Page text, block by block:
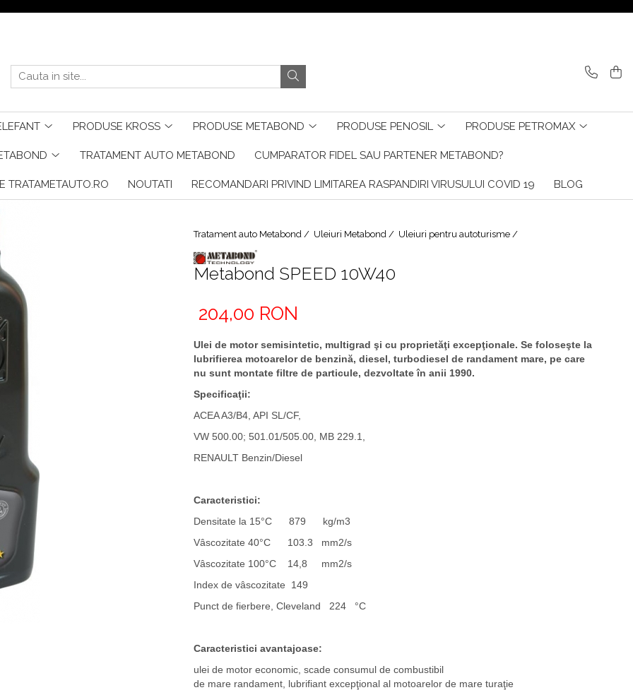
PRODUSE KROSS PRODUSE METABOND PRODUSE PENOSIL PRODUSE PETROMAX
TRATAMENT AUTO METABOND CUMPARATOR FIDEL SAU PARTENER METABOND?
TRATAMETAUTO.RO NOUTATI RECOMANDARI PRIVIND LIMITAREA RASPANDIRI VIRUSULUI COVID 19 BLOG
Tratament auto Metabond / Uleiuri Metabond / Uleiuri pentru autoturisme /
Metabond SPEED 10W40
204,00 RON
Ulei de motor semisintetic, multigrad şi cu proprietăţi excepţionale. Se foloseşte la
lubrifierea motoarelor de benzină, diesel, turbodiesel de randament mare, pe care
nu sunt montate filtre de particule, dezvoltate în anii 1990.
Specificaţii:
ACEA A3/B4, API SL/CF,
VW 500.00; 501.01/505.00, MB 229.1,
RENAULT Benzin/Diesel
Caracteristici:
Densitate la 15°C 879 kg/m3
Vâscozitate 40°C 103.3 mm2/s
Vâscozitate 100°C 14,8 mm2/s
Index de vâscozitate 149
Punct de fierbere, Cleveland 224 °C
Caracteristici avantajoase:
ulei de motor economic, scade consumul de combustibil
de mare randament, lubrifiant excepţional al motoarelor de mare turaţie